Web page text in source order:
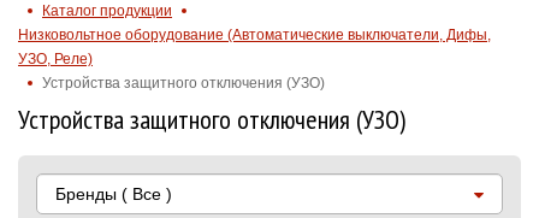
Каталог продукции
Низковольтное оборудование (Автоматические выключатели, Дифы,
УЗО, Реле)
Устройства защитного отключения (УЗО)
Устройства защитного отключения (УЗО)
Бренды ( Все )